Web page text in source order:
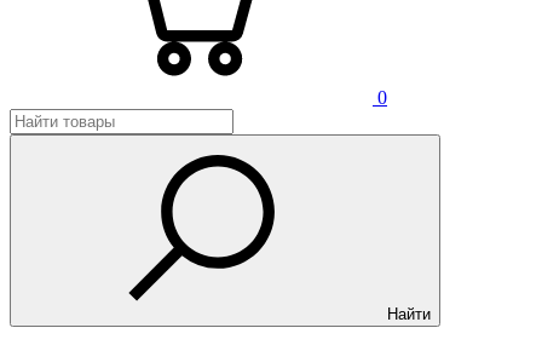
0
Найти